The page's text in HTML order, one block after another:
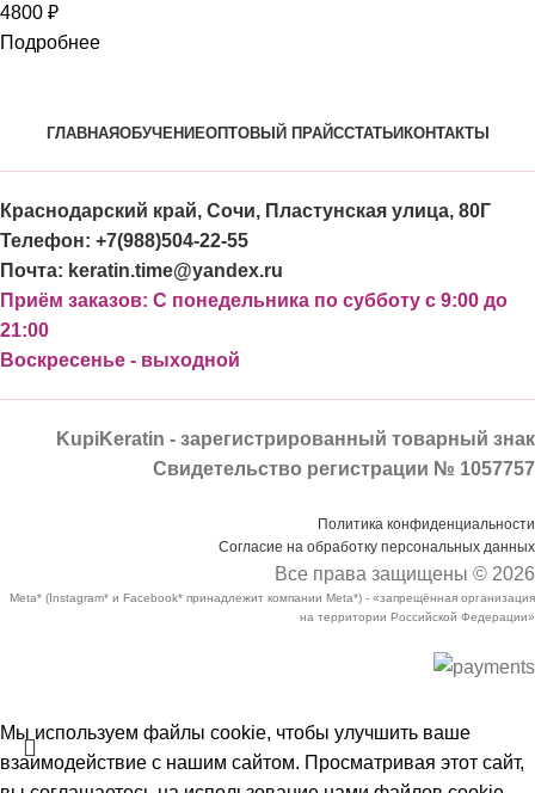
4800 ₽
Подробнее
ГЛАВНАЯОБУЧЕНИЕОПТОВЫЙ ПРАЙССТАТЬИ КОНТАКТЫ
Краснодарский край, Сочи, Пластунская улица, 80Г
Телефон: +7(988)504-22-55
Почта: keratin.time@yandex.ru
Приём заказов: С понедельника по субботу с 9:00 до
21:00
Воскресенье - выходной
KupiKeratin - зарегистрированный товарный знак
Свидетельство регистрации № 1057757
Политика конфиденциальности
Согласие на обработку персональных данных
Все права защищены © 2026
Meta* (Instagram* и Facebook* принадлежит компании Meta*) - «запрещённая организация
на территории Российской Федерации»
Мы используем файлы cookie, чтобы улучшить ваше
взаимодействие с нашим сайтом. Просматривая этот сайт,